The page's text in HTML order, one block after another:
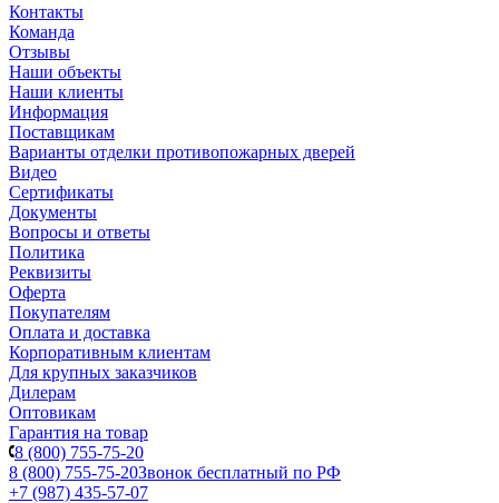
Контакты
Команда
Отзывы
Наши объекты
Наши клиенты
Информация
Поставщикам
Варианты отделки противопожарных дверей
Видео
Сертификаты
Документы
Вопросы и ответы
Политика
Реквизиты
Оферта
Покупателям
Оплата и доставка
Корпоративным клиентам
Для крупных заказчиков
Дилерам
Оптовикам
Гарантия на товар
8 (800) 755-75-20
8 (800) 755-75-20Звонок бесплатный по РФ
+7 (987) 435-57-07